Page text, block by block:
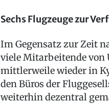
Sechs Flugzeuge zur
Im Gegensatz zur Zeit
viele Mitarbeitende
mittlerweile wieder in
den Büros der
weiterhin dezentral